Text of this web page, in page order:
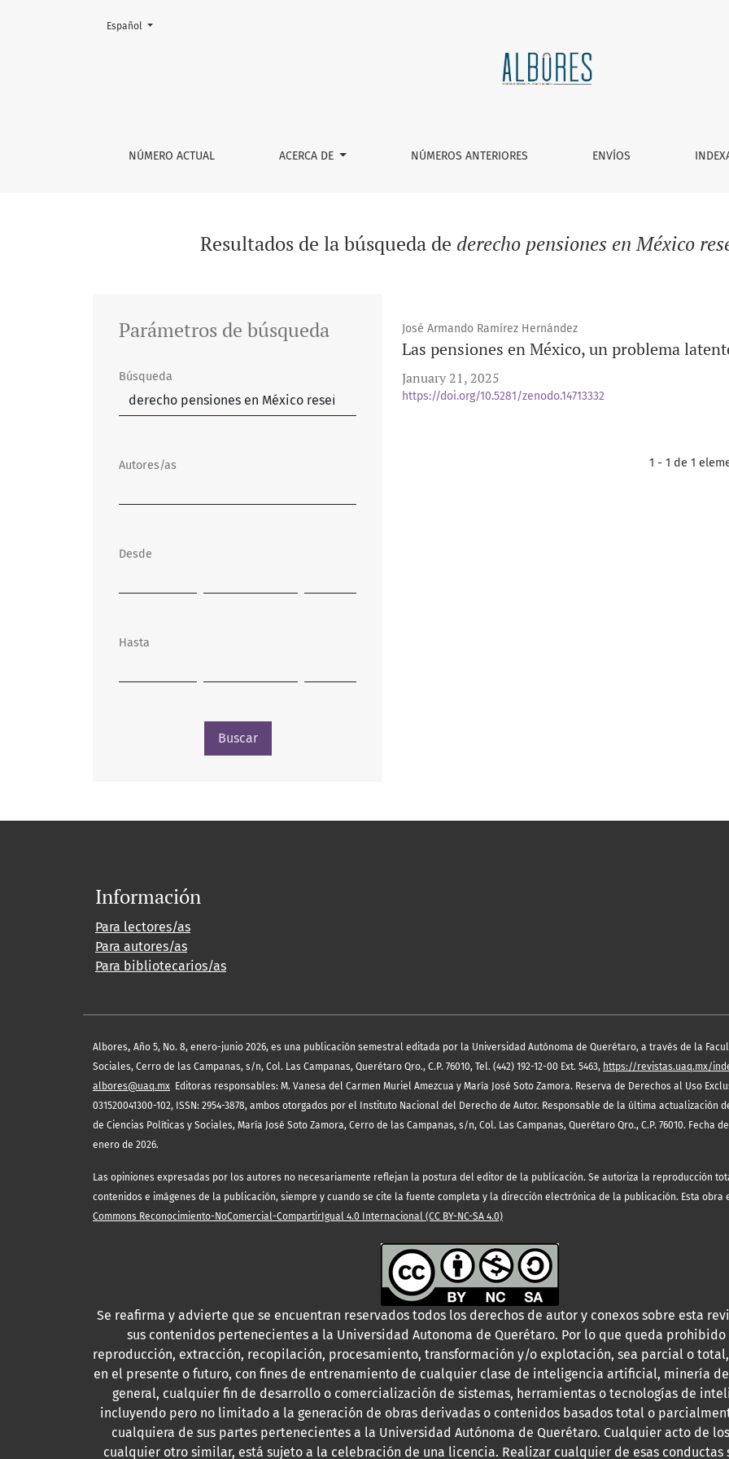
Buscar
NÚMERO ACTUAL ACERCA DE NÚMEROS ANTERIORES ENVÍOS
Cambiar el idioma. El actual es:
Español
Resultados de la búsqueda de derecho pensiones en México
José Armando Ramírez Hernández
Las pensiones en México, un problema
January 21, 2025
https://doi.org/10.5281/zenodo.14713332
1 - 1 de 1
Parámetros de búsqueda
Búsqueda
Autores/as
Desde
Hasta
Buscar
Información
Para lectores/as
Para autores/as
Para bibliotecarios/as
Albores, Año 5, No. 8, enero-junio 2026, es una publicación semestral editada por la Universidad Autónoma de Querétaro, a través de la
Sociales, Cerro de las Campanas, s/n, Col. Las Campanas, Querétaro Qro., C.P. 76010, Tel. (442) 192-12-00 Ext. 5463, https://revistas.uaq.mx/
albores@uaq.mx Editoras responsables: M. Vanesa del Carmen Muriel Amezcua y María José Soto Zamora. Reserva de Derechos al Uso
031520041300-102, ISSN: 2954-3878, ambos otorgados por el Instituto Nacional del Derecho de Autor. Responsable de la última actualización
de Ciencias Políticas y Sociales, María José Soto Zamora, Cerro de las Campanas, s/n, Col. Las Campanas, Querétaro Qro., C.P. 76010. Fecha
enero de 2026.
Las opiniones expresadas por los autores no necesariamente reflejan la postura del editor de la publicación. Se autoriza la reproducción
contenidos e imágenes de la publicación, siempre y cuando se cite la fuente completa y la dirección electrónica de la publicación. Esta obra
Commons Reconocimiento-NoComercial-CompartirIgual 4.0 Internacional (CC BY-NC-SA 4.0)
Se reafirma y advierte que se encuentran reservados todos los derechos de autor y conexos sobre esta
sus contenidos pertenecientes a la Universidad Autonoma de Querétaro. Por lo que queda
reproducción, extracción, recopilación, procesamiento, transformación y/o explotación, sea parcial o
en el presente o futuro, con fines de entrenamiento de cualquier clase de inteligencia artificial, minería
general, cualquier fin de desarrollo o comercialización de sistemas, herramientas o tecnologías de
incluyendo pero no limitado a la generación de obras derivadas o contenidos basados total o
cualquiera de sus partes pertenecientes a la Universidad Autónoma de Querétaro. Cualquier acto de
cualquier otro similar, está sujeto a la celebración de una licencia. Realizar cualquier de esas